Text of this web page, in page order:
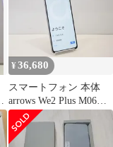
¥36,680
スマートフォン 本体
arrows We2 Plus M06
FCNT SIMフリー SIM
フリー 赤ロム保証
256GB シルバー